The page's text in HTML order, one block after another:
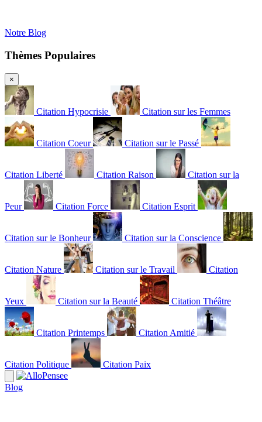
Notre Blog
Thèmes Populaires
×
Citation Hypocrisie Citation sur les Femmes
Citation Coeur Citation sur le Passé
Citation Liberté Citation Raison Citation sur la
Peur Citation Force Citation Esprit
Citation sur le Bonheur Citation sur la Conscience
Citation Nature Citation sur le Travail Citation
Yeux Citation sur la Beauté Citation Théâtre
Citation Printemps Citation Amitié
Citation Politique Citation Paix
Blog